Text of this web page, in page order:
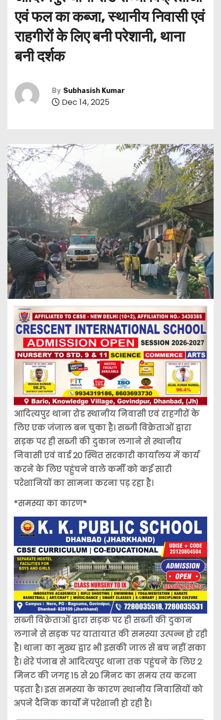
एवं फल का कब्जा, स्थानीय निवासी एवं
राहगीरों के लिए बनी परेशानी, थाना
बनी दर्शक
By Subhasish Kumar
Dec 14, 2025
आदित्यपुर थाना रोड स्थानीय निवासी एवं राहगीरों के
लिए एक जंजाल बन चुका है। सब्जी विक्रेताओं द्वारा
सड़क पर ही सब्जी की दुकान लगाने से स्थानीय
निवासी एवं वार्ड 20 स्थित सरकारी कार्यालय में कार्य
करने के लिए पहुंचने वाले कर्मी को कई सारी
परेशानियों का सामना करना पड़ रहा है।
*समस्या का कारण*
सब्जी विक्रेताओं द्वारा सड़क पर ही सब्जी की दुकान
लगाने से सड़क पर यातायात की समस्या उत्पन्न हो रही
है। थाना का मुख्य द्वार भी इसकी जाल से बच नहीं सका
है। शेरे पंजाब से आदित्यपुर थाना तक पहुंचने के लिए 2
मिनट की जगह 15 से 20 मिनट का समय तय करना
पड़ता है। इस समस्या के कारण स्थानीय निवासियों को
अपने दैनिक कार्यों में परेशानी हो रही है।